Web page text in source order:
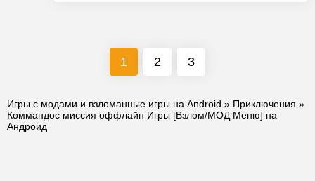
1 2 3
Игры с модами и взломанные игры на Android » Приключения »
Коммандос миссия оффлайн Игры [Взлом/МОД Меню] на
Андроид